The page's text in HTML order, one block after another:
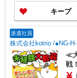
キープ
派遣社員
株式会社kotrio /●NG-
≪
戦